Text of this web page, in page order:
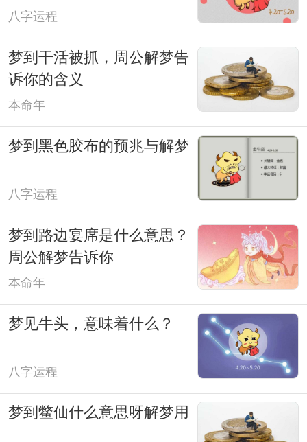
八字运程
梦到干活被抓，周公解梦告
诉你的含义
本命年
梦到黑色胶布的预兆与解梦
八字运程
梦到路边宴席是什么意思？
周公解梦告诉你
本命年
梦见牛头，意味着什么？
八字运程
梦到鳖仙什么意思呀解梦用